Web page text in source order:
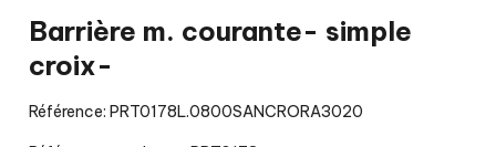
Barrière m. courante- simple
croix-
Référence: PRT0178L.0800SANCRORA3020